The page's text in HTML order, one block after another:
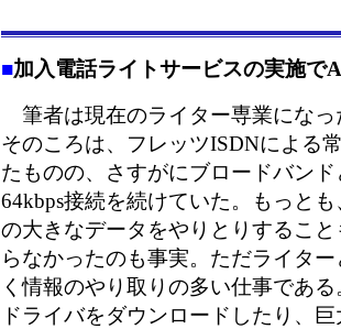
■加入電話ライトサービスの実施で
筆者は現在のライター専業になっ
そのころは、フレッツISDNによる
たものの、さすがにブロードバン
64kbps接続を続けていた。もっと
の大きなデータをやりとりするこ
らなかったのも事実。ただライタ
く情報のやり取りの多い仕事であ
ドライバをダウンロードしたり、